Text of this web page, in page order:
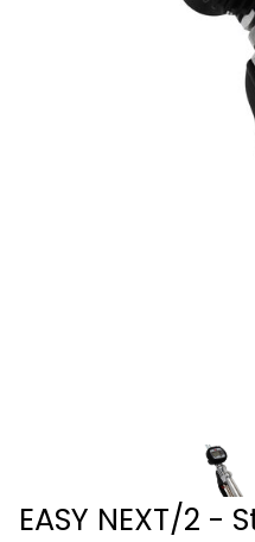
EASY NEXT/2 -